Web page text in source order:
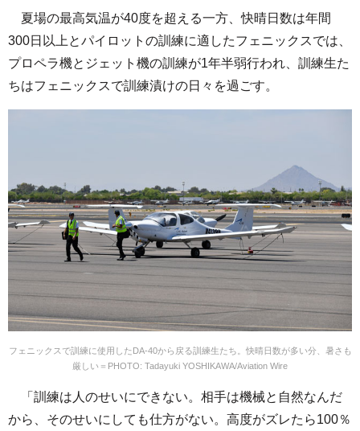
夏場の最高気温が40度を超える一方、快晴日数は年間
300日以上とパイロットの訓練に適したフェニックスでは、
プロペラ機とジェット機の訓練が1年半弱行われ、訓練生た
ちはフェニックスで訓練漬けの日々を過ごす。
フェニックスで訓練に使用したDA-40から戻る訓練生たち。快晴日数が多い分、暑さも
厳しい＝PHOTO: Tadayuki YOSHIKAWA/Aviation Wire
「訓練は人のせいにできない。相手は機械と自然なんだ
から、そのせいにしても仕方がない。高度がズレたら100％